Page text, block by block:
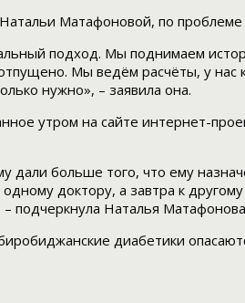
Матафоновой, по
подход. Мы поднимаем
Мы ведём расчёты, у
нужно», – заявила она.
утром на сайте интернет-
дали больше того, что ему
доктору, а завтра к
подчеркнула Наталья
диабетики